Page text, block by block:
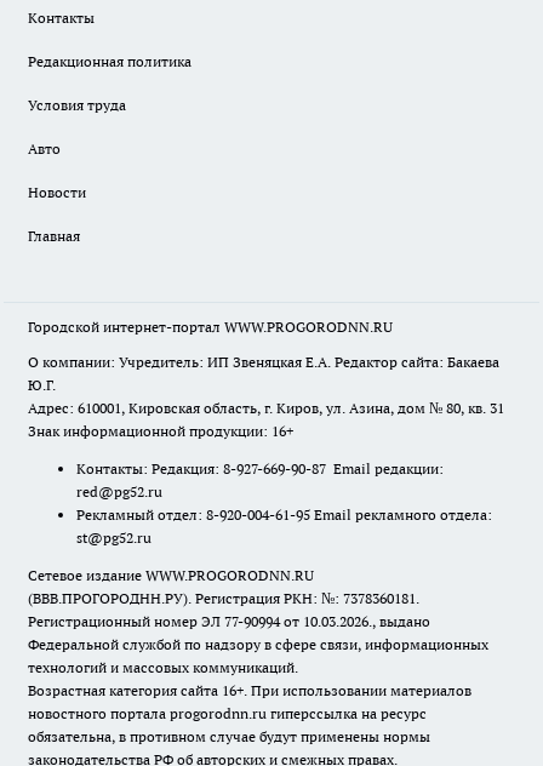
Контакты
Редакционная политика
Условия труда
Авто
Новости
Главная
Городской интернет-портал WWW.PROGORODNN.RU
О компании: Учредитель: ИП Звеняцкая Е.А. Редактор сайта: Бакаева
Ю.Г.
Адрес: 610001, Кировская область, г. Киров, ул. Азина, дом № 80, кв. 31
Знак информационной продукции: 16+
Контакты: Редакция: 8-927-669-90-87 Email редакции:
red@pg52.ru
Рекламный отдел: 8-920-004-61-95 Email рекламного отдела:
st@pg52.ru
Сетевое издание WWW.PROGORODNN.RU
(ВВВ.ПРОГОРОДНН.РУ). Регистрация РКН: №: 7378360181.
Регистрационный номер ЭЛ 77-90994 от 10.03.2026., выдано
Федеральной службой по надзору в сфере связи, информационных
технологий и массовых коммуникаций.
Возрастная категория сайта 16+. При использовании материалов
новостного портала progorodnn.ru гиперссылка на ресурс
обязательна, в противном случае будут применены нормы
законодательства РФ об авторских и смежных правах.